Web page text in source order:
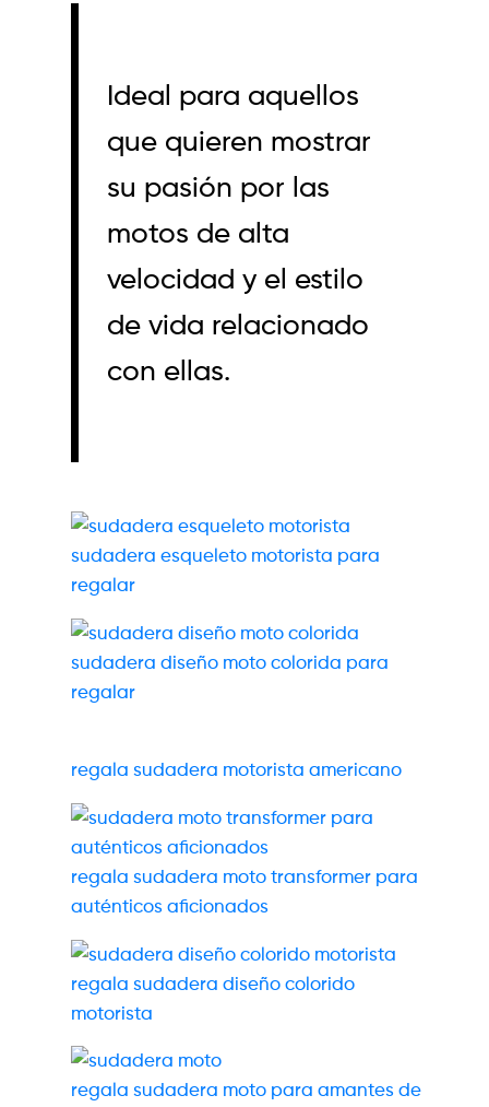
Ideal para aquellos
que quieren mostrar
su pasión por las
motos de alta
velocidad y el estilo
de vida relacionado
con ellas.
sudadera esqueleto motorista para
regalar
sudadera diseño moto colorida para
regalar
regala sudadera motorista americano
regala sudadera moto transformer para
auténticos aficionados
regala sudadera diseño colorido
motorista
regala sudadera moto para amantes de